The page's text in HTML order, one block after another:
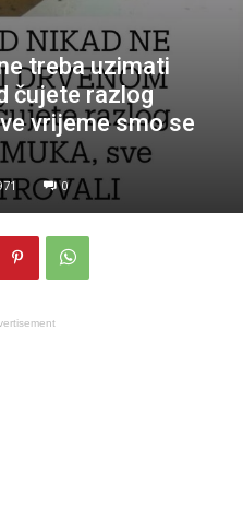
treba uzimati
čujete razlog
vrijeme smo se
0